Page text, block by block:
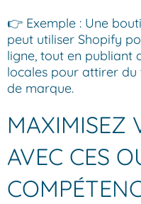
👉 Exemple : Une
peut utiliser Shopify
ligne, tout en publiant
locales pour attirer
de marque.
MAXIMISEZ
AVEC CES